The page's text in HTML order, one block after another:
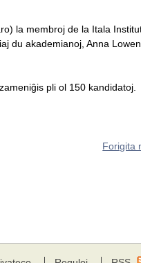
la membroj de la Itala
du akademianoj, Anna
pli ol 150 kandidatoj.
Forigita